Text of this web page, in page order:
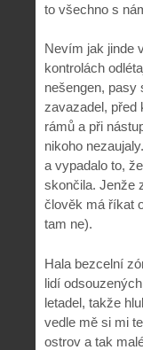
to všechno s
Nevím jak jinde
kontrolách
nešengen, pasy
zavazadel, před
rámů a při
nikoho
a vypadalo to,
skončila. Jenže
člověk má říkat
tam ne).
Hala bezcelní
lidí
letadel, takže
vedle mě si mi
ostrov a tak